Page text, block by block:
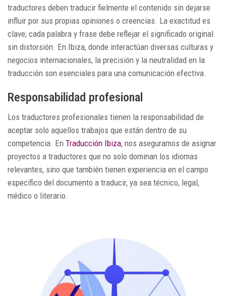
traductores deben traducir fielmente el contenido sin dejarse
influir por sus propias opiniones o creencias. La exactitud es
clave; cada palabra y frase debe reflejar el significado original
sin distorsión. En Ibiza, donde interactúan diversas culturas y
negocios internacionales, la precisión y la neutralidad en la
traducción son esenciales para una comunicación efectiva.
Responsabilidad profesional
Los traductores profesionales tienen la responsabilidad de
aceptar solo aquellos trabajos que están dentro de su
competencia. En Traducción Ibiza, nos aseguramos de asignar
proyectos a traductores que no solo dominan los idiomas
relevantes, sino que también tienen experiencia en el campo
específico del documento a traducir, ya sea técnico, legal,
médico o literario.